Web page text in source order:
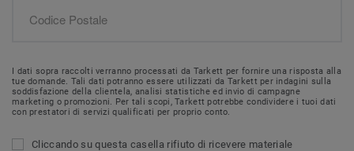
I dati sopra raccolti verranno processati da Tarkett per fornire una risposta alla
tue domande. Tali dati potranno essere utilizzati da Tarkett per indagini sulla
soddisfazione della clientela, analisi statistiche ed invio di campagne
marketing o promozioni. Per tali scopi, Tarkett potrebbe condividere i tuoi dati
con prestatori di servizi qualificati per proprio conto.
Cliccando su questa casella rifiuto di ricevere materiale